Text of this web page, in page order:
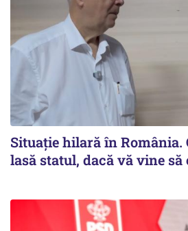
Situație hilară în România.
lasă statul, dacă vă vine